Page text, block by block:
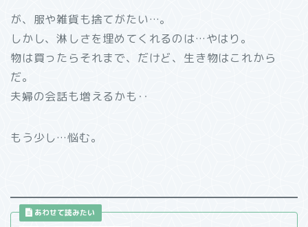
が、服や雑貨も捨てがたい…。
しかし、淋しさを埋めてくれるのは…やはり。
物は買ったらそれまで、だけど、生き物はこれから
だ。
夫婦の会話も増えるかも‥
もう少し…悩む。